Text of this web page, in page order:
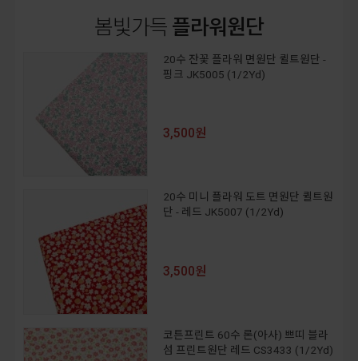
봄빛가득 플라워원단
20수 잔꽃 플라워 면원단 퀼트원단 -
핑크 JK5005 (1/2Yd)
3,500원
20수 미니 플라워 도트 면원단 퀼트원
단 - 레드 JK5007 (1/2Yd)
3,500원
코튼프린트 60수 론(아사) 쁘띠 블라
섬 프린트원단 레드 CS3433 (1/2Yd)